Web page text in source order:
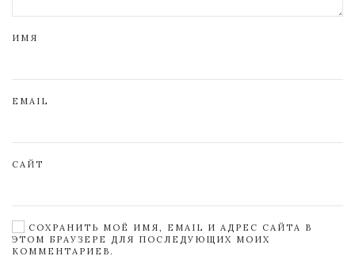
ИМЯ
EMAIL
САЙТ
СОХРАНИТЬ МОЁ ИМЯ, EMAIL И АДРЕС САЙТА В
ЭТОМ БРАУЗЕРЕ ДЛЯ ПОСЛЕДУЮЩИХ МОИХ
КОММЕНТАРИЕВ.